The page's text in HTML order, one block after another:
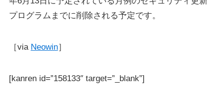
プログラムまでに削除される予定です。
［via Neowin］
[kanren id=”158133″ target=”_blank”]